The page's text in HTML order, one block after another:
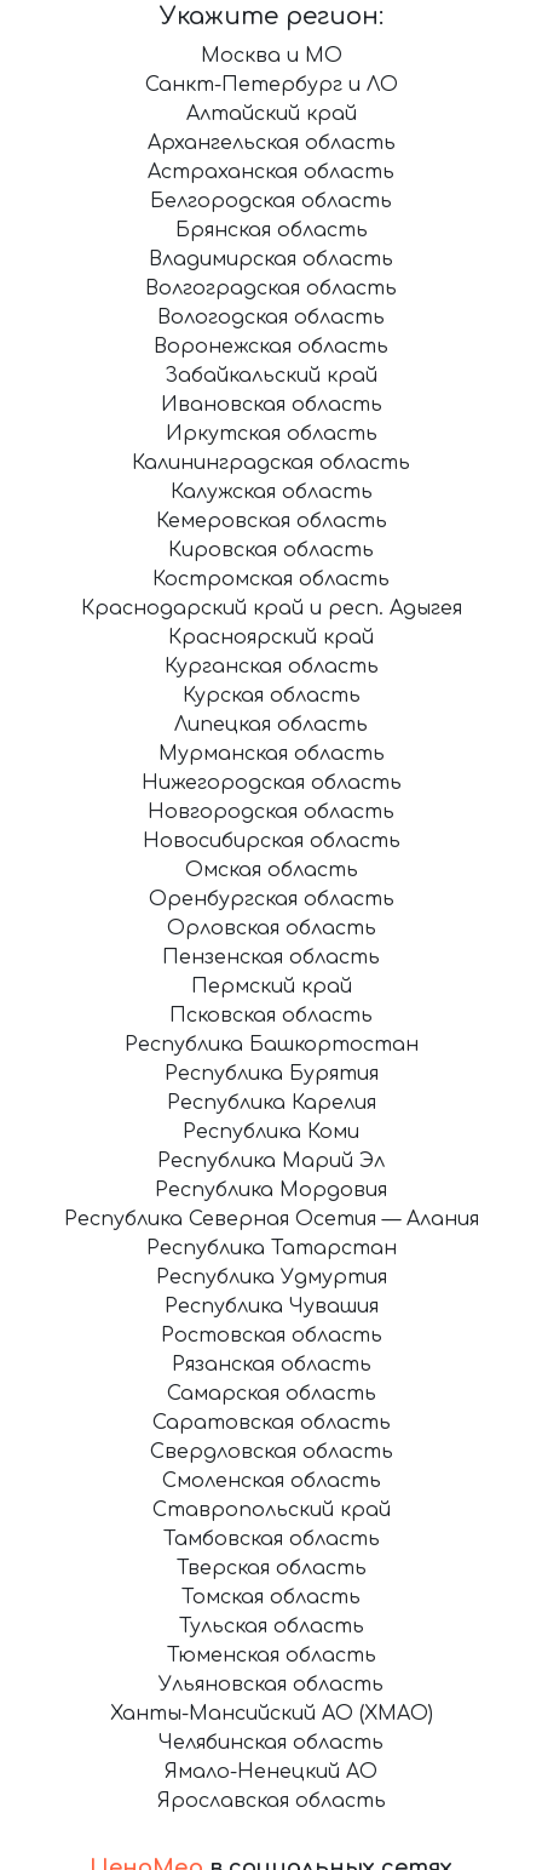
Укажите регион:
Москва и МО
Санкт-Петербург и ЛО
Алтайский край
Архангельская область
Астраханская область
Белгородская область
Брянская область
Владимирская область
Волгоградская область
Вологодская область
Воронежская область
Забайкальский край
Ивановская область
Иркутская область
Калининградская область
Калужская область
Кемеровская область
Кировская область
Костромская область
Краснодарский край и респ. Адыгея
Красноярский край
Курганская область
Курская область
Липецкая область
Мурманская область
Нижегородская область
Новгородская область
Новосибирская область
Омская область
Оренбургская область
Орловская область
Пензенская область
Пермский край
Псковская область
Республика Башкортостан
Республика Бурятия
Республика Карелия
Республика Коми
Республика Марий Эл
Республика Мордовия
Республика Северная Осетия — Алания
Республика Татарстан
Республика Удмуртия
Республика Чувашия
Ростовская область
Рязанская область
Самарская область
Саратовская область
Свердловская область
Смоленская область
Ставропольский край
Тамбовская область
Тверская область
Томская область
Тульская область
Тюменская область
Ульяновская область
Ханты-Мансийский АО (ХМАО)
Челябинская область
Ямало-Ненецкий АО
Ярославская область